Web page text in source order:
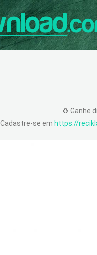
♻️ Ganhe
Cadastre-se em https://